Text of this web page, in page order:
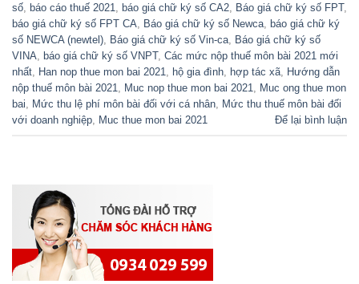
số
báo cáo thuế 2021 báo giá chữ ký số CA2 Báo giá chữ ký số FPT,
báo giá chữ ký số FPT CA
Báo giá chữ ký số Newca
báo giá chữ ký
số NEWCA (newtel)
Báo giá chữ ký số Vin-ca
Báo giá chữ ký số
VINA
báo giá chữ ký số VNPT, Các mức nộp thuế môn bài 2021 mới
nhất
Han nop thue mon bai 2021 hộ gia đình hợp tác xã
Hướng dẫn
nộp thuế môn bài 2021
Muc nop thue mon bai 2021
Muc ong thue mon
bai
Mức thu lệ phí môn bài đối với cá nhân
Mức thu thuế môn bài đối
với doanh nghiệp
Muc thue mon bai 2021 Để lại bình luận